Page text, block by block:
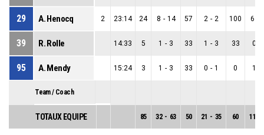
29 A. Henocq 2 23:14 24 8 - 14 57 2 - 2 100 6
39 R. Rolle 14:33 5 1 - 3 33 1 - 3 33 0
95 A. Mendy 15:24 3 1 - 3 33 0 - 1 0 1
Team / Coach
TOTAUX EQUIPE 85 32 - 63 50 21 - 35 60 11